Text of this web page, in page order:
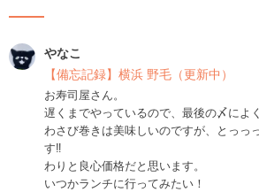
やなこ
【備忘記録】横浜 野毛（更新中）
お寿司屋さん。
遅くまでやっているので、最後の〆によ
わさび巻きは美味しいのですが、とっっ
す‼︎
わりと良心価格だと思います。
いつかランチに行ってみたい！